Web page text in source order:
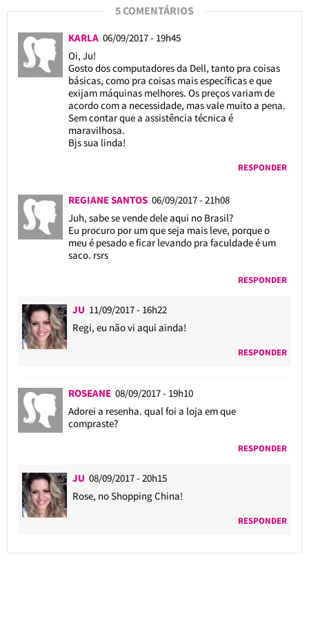
5 COMENTÁRIOS
KARLA 06/09/2017 - 19h45
Oi, Ju!
Gosto dos computadores da Dell, tanto pra coisas
básicas, como pra coisas mais específicas e que
exijam máquinas melhores. Os preços variam de
acordo com a necessidade, mas vale muito a pena.
Sem contar que a assistência técnica é
maravilhosa.
Bjs sua linda!
RESPONDER
REGIANE SANTOS 06/09/2017 - 21h08
Juh, sabe se vende dele aqui no Brasil?
Eu procuro por um que seja mais leve, porque o
meu é pesado e ficar levando pra faculdade é um
saco. rsrs
RESPONDER
JU 11/09/2017 - 16h22
Regi, eu não vi aqui ainda!
RESPONDER
ROSEANE 08/09/2017 - 19h10
Adorei a resenha. qual foi a loja em que
compraste?
RESPONDER
JU 08/09/2017 - 20h15
Rose, no Shopping China!
RESPONDER